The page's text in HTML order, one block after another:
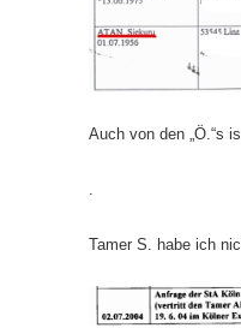
Auch von den „Ö.“s
.
Tamer S. habe ich